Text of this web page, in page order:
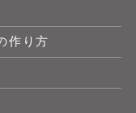
作り方